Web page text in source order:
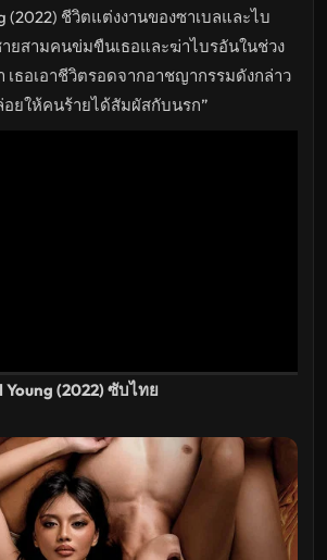
ต
(2022) ชีวิตแต่งงานของซาเบลและไบ
ยสามคนข่มขืนเธอและฆ่าไบรอันในช่วง
เธอเอาชีวิตรอดจากอาชญากรรมดังกล่าว
ยให้คนร้ายได้สัมผัสกับนรก”
Young (2022) ซับไทย